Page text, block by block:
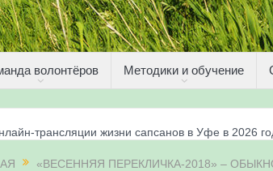
волонтёров Методики и обучение
2026» в Республике Башкортостан
«ВЕСЕННЯЯ ПЕРЕКЛИЧКА-2018» –